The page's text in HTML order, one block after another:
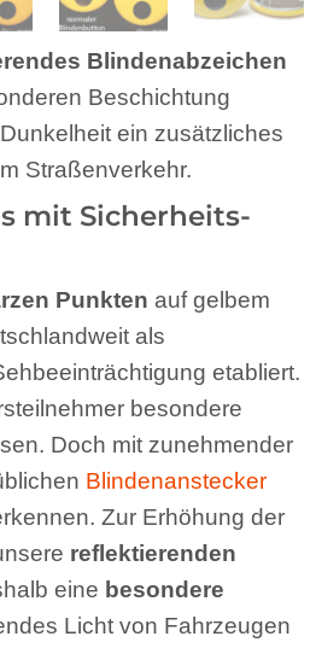
Blindenabzeichen
Beschichtung
ein zusätzliches
Straßenverkehr.
mit Sicherheits-
Punkten auf gelbem
als
etabliert.
besondere
Doch mit zunehmender
Blindenanstecker
Zur Erhöhung der
reflektierenden
eine besondere
Licht von Fahrzeugen